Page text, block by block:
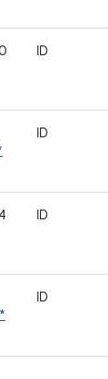
ID
ID
ID
*
ID